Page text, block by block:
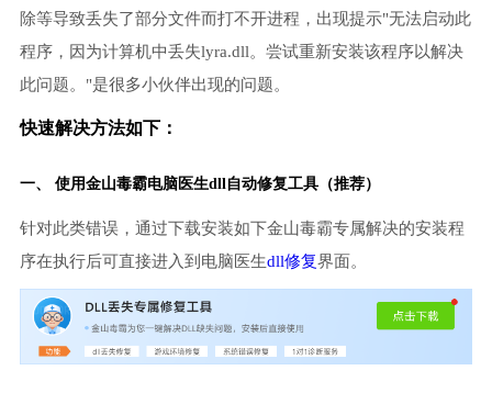
除等导致丢失了部分文件而打不开进程，出现提示"无法启动此
程序，因为计算机中丢失lyra.dll。尝试重新安装该程序以解决
此问题。"是很多小伙伴出现的问题。
快速解决方法如下：
一、 使用金山毒霸电脑医生dll自动修复工具（推荐）
针对此类错误，通过下载安装如下金山毒霸专属解决的安装程
序在执行后可直接进入到电脑医生dll修复界面。